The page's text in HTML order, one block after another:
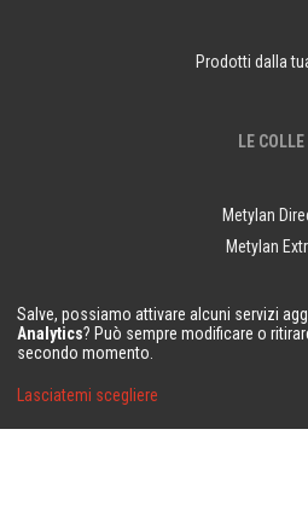
Prodotti dalla
LE COLLE
Metylan
Metylan
RESTIAMO IN
Salve, possiamo attivare alcuni servizi
Analytics? Può sempre modificare o
secondo momento.
Lasciatemi scegliere